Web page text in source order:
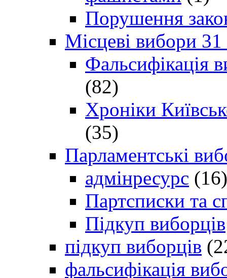
Порушення
Місцеві вибори
Фальсифікація
(82)
Хроніки
(35)
Парламентські
адмінресурс (16)
Партсписки та
Підкуп виборців
підкуп виборців
фальсифікація